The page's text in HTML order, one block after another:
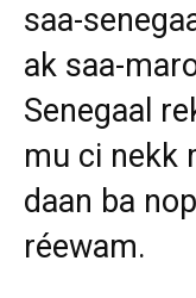
saa-
ak saa-
Senegaal
mu ci nekk
daan ba
réewam.